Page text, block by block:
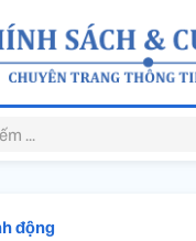
động